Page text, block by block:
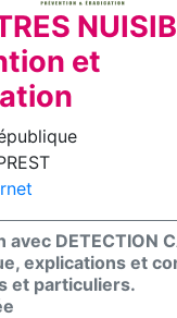
et
DETECTION
explications et
et particuliers.